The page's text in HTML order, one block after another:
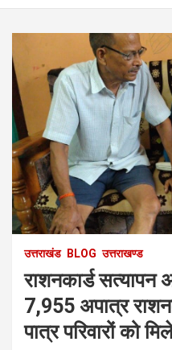
उत्तराखंड BLOG उत्तराखण्ड
राशनकार्ड सत्यापन
7,955 अपात्र
पात्र परिवारों को